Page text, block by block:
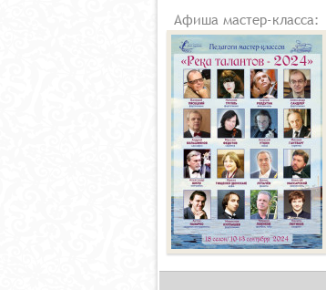
Афиша мастер-класса: